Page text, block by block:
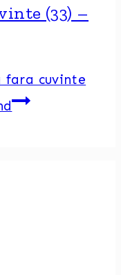
(33) –
fara cuvinte